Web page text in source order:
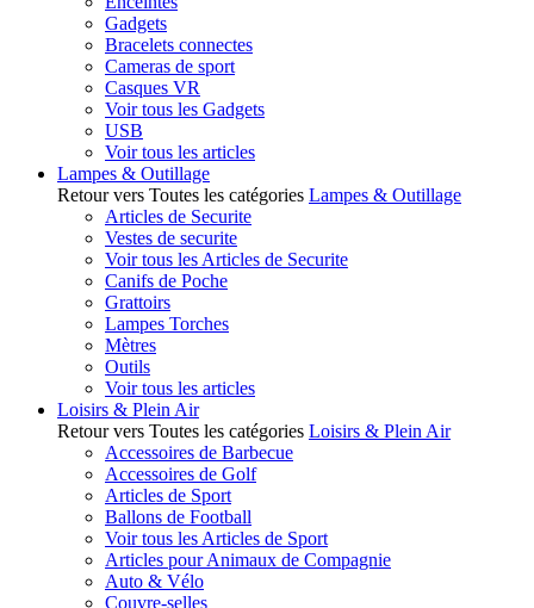
Gadgets
Bracelets connectes
Cameras de sport
Casques VR
Voir tous les Gadgets
USB
Voir tous les articles
Lampes & Outillage
Retour vers Toutes les catégories Lampes & Outillage
Articles de Securite
Vestes de securite
Voir tous les Articles de Securite
Canifs de Poche
Grattoirs
Lampes Torches
Mètres
Outils
Voir tous les articles
Loisirs & Plein Air
Retour vers Toutes les catégories Loisirs & Plein Air
Accessoires de Barbecue
Accessoires de Golf
Articles de Sport
Ballons de Football
Voir tous les Articles de Sport
Articles pour Animaux de Compagnie
Auto & Vélo
Couvre-selles